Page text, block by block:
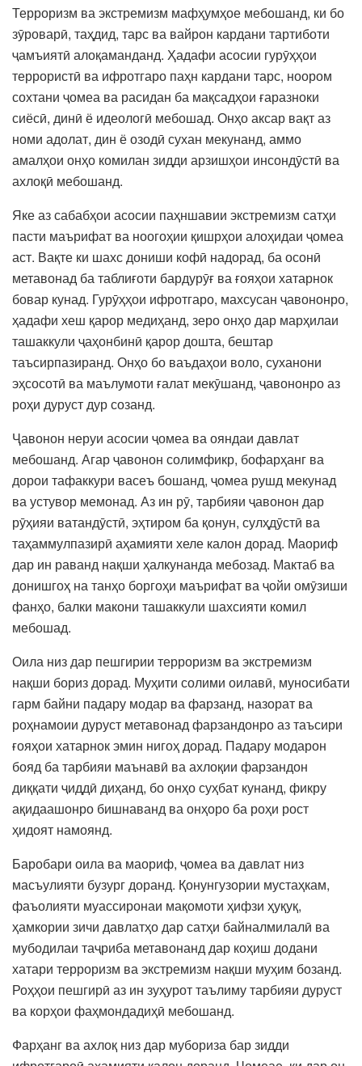
Терроризм ва экстремизм мафҳумҳое мебошанд, ки бо
зӯроварӣ, таҳдид, тарс ва вайрон кардани тартиботи
ҷамъиятӣ алоқаманданд. Ҳадафи асосии гурӯҳҳои
террористӣ ва ифротгаро паҳн кардани тарс, ноором
сохтани ҷомеа ва расидан ба мақсадҳои ғаразноки
сиёсӣ, динӣ ё идеологӣ мебошад. Онҳо аксар вақт аз
номи адолат, дин ё озодӣ сухан мекунанд, аммо
амалҳои онҳо комилан зидди арзишҳои инсондӯстӣ ва
ахлоқӣ мебошанд.
Яке аз сабабҳои асосии паҳншавии экстремизм сатҳи
пасти маърифат ва ноогоҳии қишрҳои алоҳидаи ҷомеа
аст. Вақте ки шахс дониши кофӣ надорад, ба осонӣ
метавонад ба таблиғоти бардурӯғ ва ғояҳои хатарнок
бовар кунад. Гурӯҳҳои ифротгаро, махсусан ҷавононро,
ҳадафи хеш қарор медиҳанд, зеро онҳо дар марҳилаи
ташаккули ҷаҳонбинӣ қарор дошта, бештар
таъсирпазиранд. Онҳо бо ваъдаҳои воло, суханони
эҳсосотӣ ва маълумоти ғалат мекӯшанд, ҷавононро аз
роҳи дуруст дур созанд.
Ҷавонон неруи асосии ҷомеа ва ояндаи давлат
мебошанд. Агар ҷавонон солимфикр, бофарҳанг ва
дорои тафаккури васеъ бошанд, ҷомеа рушд мекунад
ва устувор мемонад. Аз ин рӯ, тарбияи ҷавонон дар
рӯҳияи ватандӯстӣ, эҳтиром ба қонун, сулҳдӯстӣ ва
таҳаммулпазирӣ аҳамияти хеле калон дорад. Маориф
дар ин раванд нақши ҳалкунанда мебозад. Мактаб ва
донишгоҳ на танҳо боргоҳи маърифат ва ҷойи омӯзиши
фанҳо, балки макони ташаккули шахсияти комил
мебошад.
Оила низ дар пешгирии терроризм ва экстремизм
нақши бориз дорад. Муҳити солими оилавӣ, муносибати
гарм байни падару модар ва фарзанд, назорат ва
роҳнамоии дуруст метавонад фарзандонро аз таъсири
ғояҳои хатарнок эмин нигоҳ дорад. Падару модарон
бояд ба тарбияи маънавӣ ва ахлоқии фарзандон
диққати ҷиддӣ диҳанд, бо онҳо суҳбат кунанд, фикру
ақидаашонро бишнаванд ва онҳоро ба роҳи рост
ҳидоят намоянд.
Баробари оила ва маориф, ҷомеа ва давлат низ
масъулияти бузург доранд. Қонунгузории мустаҳкам,
фаъолияти муассиронаи мақомоти ҳифзи ҳуқуқ,
ҳамкории зичи давлатҳо дар сатҳи байналмилалӣ ва
мубодилаи таҷриба метавонанд дар коҳиш додани
хатари терроризм ва экстремизм нақши муҳим бозанд.
Роҳҳои пешгирӣ аз ин зуҳурот таълиму тарбияи дуруст
ва корҳои фаҳмондадиҳӣ мебошанд.
Фарҳанг ва ахлоқ низ дар мубориза бар зидди